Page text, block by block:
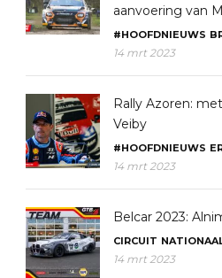
aanvoering van
#HOOFDNIEUWS
14 mrt 2023
Rally Azoren:
Veiby
#HOOFDNIEUWS
14 mrt 2023
Belcar 2023:
CIRCUIT
14 mrt 2023